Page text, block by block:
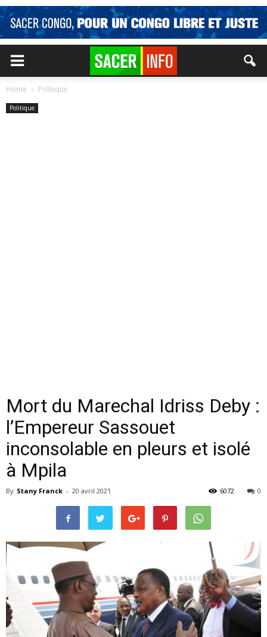
Home Politique
Politique
Mort du Marechal Idriss Deby :
l’Empereur Sassouet
inconsolable en pleurs et isolé
à Mpila
By Stany Franck - 20 avril 2021 0
6072